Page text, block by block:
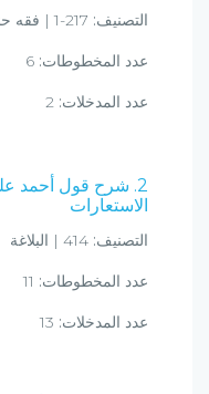
التصنيف:
عدد المخطوطات:
عدد المدخلات:
2. شرح قول أحمد
الاستعارات
التصنيف:
عدد المخطوطات:
عدد المدخلات: